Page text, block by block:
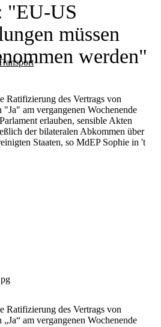
"EU-US
müssen
werden"
Ratifizierung des Vertrags von
am vergangenen Wochenende
erlauben, sensible Akten
der bilateralen Abkommen über
Staaten, so MdEP Sophie in 't
Ratifizierung des Vertrags von
am vergangenen Wochenende